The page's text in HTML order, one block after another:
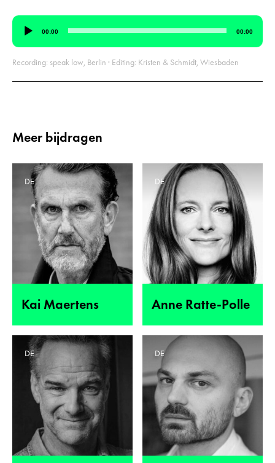
Audiospeler
00:00 00:00
Recording: speak low, Berlin · Editing: Kristen & Schmidt, Wiesbaden
Meer bijdragen
Kai Maertens
DE
Anne Ratte-Polle
DE
DE DE